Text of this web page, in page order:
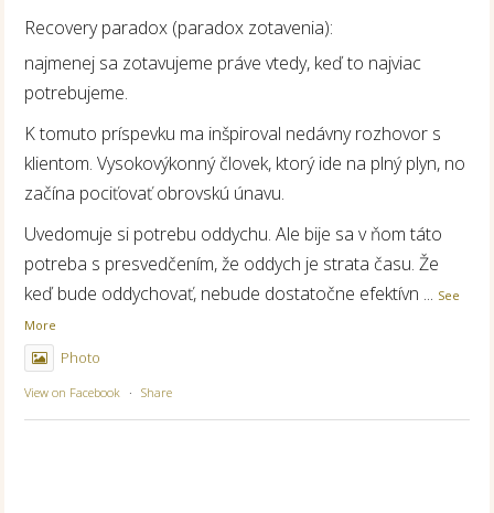
Recovery paradox (paradox zotavenia):
najmenej sa zotavujeme práve vtedy, keď to najviac
potrebujeme.
K tomuto príspevku ma inšpiroval nedávny rozhovor s
klientom. Vysokovýkonný človek, ktorý ide na plný plyn, no
začína pociťovať obrovskú únavu.
Uvedomuje si potrebu oddychu. Ale bije sa v ňom táto
potreba s presvedčením, že oddych je strata času. Že
keď bude oddychovať, nebude dostatočne efektívn ... See
More
Photo
View on Facebook · Share